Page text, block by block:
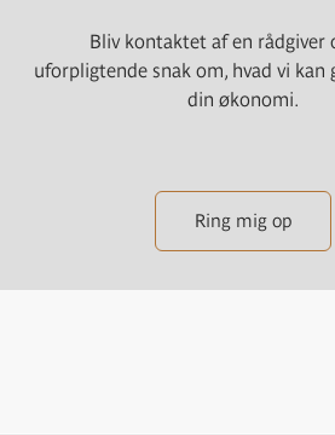
Bliv kontaktet af en rådgiver
uforpligtende snak om, hvad vi kan
din økonomi.
Ring mig op